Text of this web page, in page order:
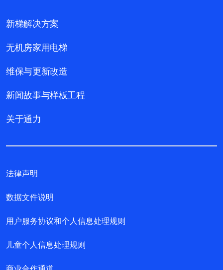
新梯解决方案
无机房家用电梯
维保与更新改造
新闻故事与样板工程
关于通力
法律声明
数据文件说明
用户服务协议和个人信息处理规则
儿童个人信息处理规则